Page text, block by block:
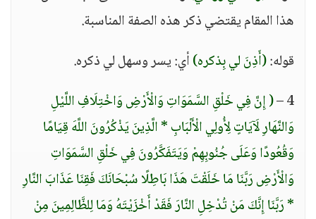
هذا المقام يقتضي ذكر هذه الصفة المناسبة.
قوله:(أَذِنَ لي بِذكره)أي: يسر وسهل لي ذكره.
4 – ( إِنَّ فِي خَلْقِ السَّمَوَاتِ وَالْأَرْضِ وَاخْتِلَافِ اللَّيْلِ
وَالنَّهَارِ لَآيَاتٍ لِأُولِي الْأَلْبَابِ * الَّذِينَ يَذْكُرُونَ اللَّهَ قِيَامًا
وَقُعُودًا وَعَلَى جُنُوبِهِمْ وَيَتَفَكَّرُونَ فِي خَلْقِ السَّمَوَاتِ
وَالْأَرْضِ رَبَّنَا مَا خَلَقْتَ هَذَا بَاطِلًا سُبْحَانَكَ فَقِنَا عَذَابَ النَّارِ
* رَبَّنَا إِنَّكَ مَنْ تُدْخِلِ النَّارَ فَقَدْ أَخْزَيْتَهُ وَمَا لِلظَّالِمِينَ مِنْ